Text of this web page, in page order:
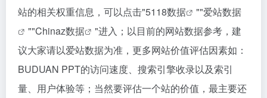
站的相关权重信息，可以点击"5118数据 ""爱站数据
""Chinaz数据
"进入；以目前的网站数据参考，建
议大家请以爱站数据为准，更多网站价值评估因素如：
BUDUAN PPT的访问速度、搜索引擎收录以及索引
量、用户体验等；当然要评估一个站的价值，最主要还